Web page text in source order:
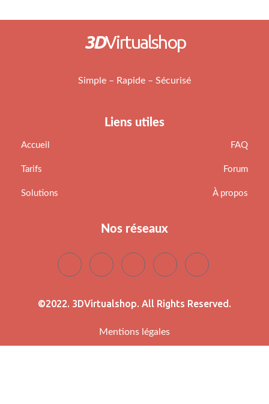
3DVirtualshop
Simple – Rapide – Sécurisé
Liens utiles
Accueil
Tarifs
Solutions
FAQ
Forum
À propos
Nos réseaux
©2022. 3DVirtualshop. All Rights Reserved.
Mentions légales